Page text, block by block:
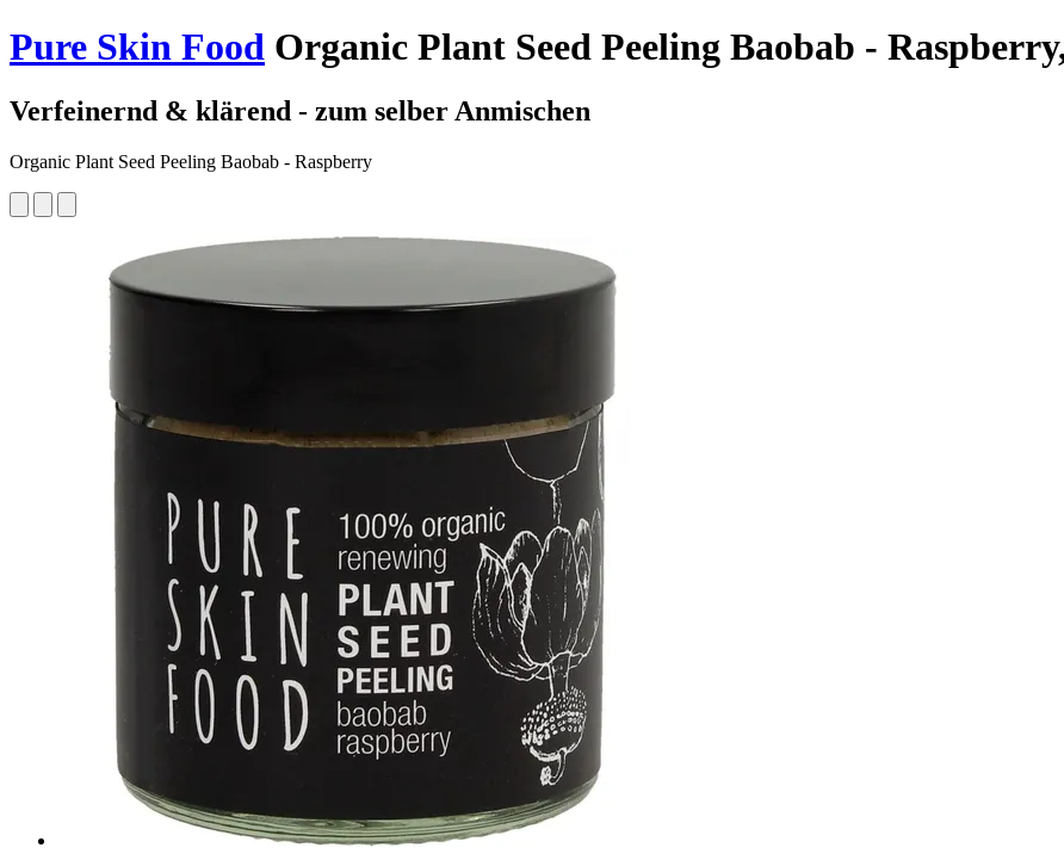
Pure Skin Food Organic Plant Seed Peeling Baobab -
Verfeinernd & klärend - zum selber Anmischen
Organic Plant Seed Peeling Baobab - Raspberry